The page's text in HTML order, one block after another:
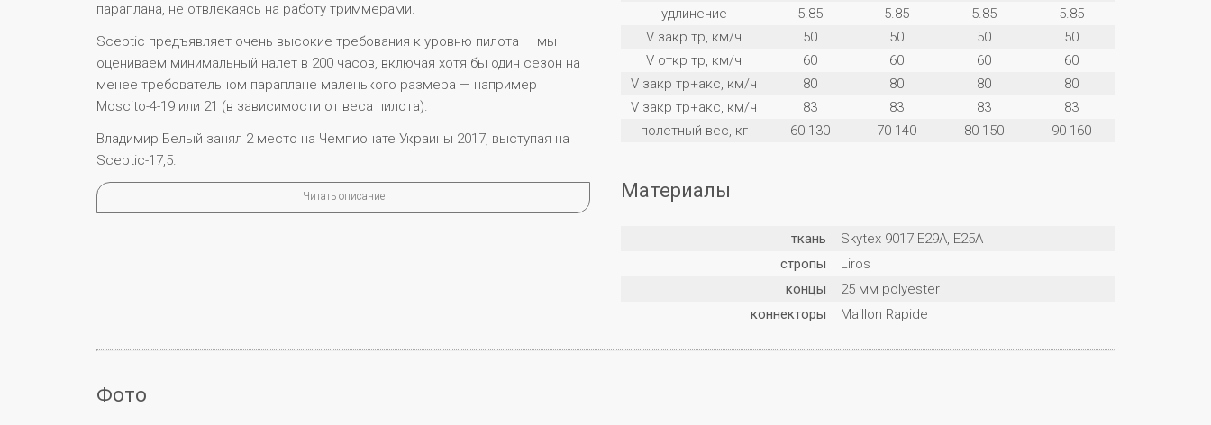
параплана, не отвлекаясь на работу триммерами.
Sceptic предъявляет очень высокие требования к уровню пилота — мы
оцениваем минимальный налет в 200 часов, включая хотя бы один сезон на
менее требовательном параплане маленького размера — например
Moscito-4-19 или 21 (в зависимости от веса пилота).
Владимир Белый занял 2 место на Чемпионате Украины 2017, выступая на
Sceptic-17,5.
Читать описание
удлинение
5.85 5.85 5.85
5.85
V закр тр, км/ч
50 50 50
50
V откр тр, км/ч
60 60 60
60
V закр тр+акс, км/ч
80 80 80
80
V закр тр+акс, км/ч
83 83 83
83
полетный вес, кг
60-130 70-140 80-150 90-160
Материалы
ткань
Skytex 9017 E29A, E25A
стропы
Liros
концы
25 мм polyester
коннекторы
Maillon Rapide
Фото